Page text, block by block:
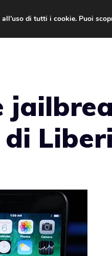
di tutti i cookie. Puoi